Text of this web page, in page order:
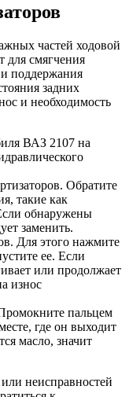
частей ходовой
для смягчения
поддержания
задних
и необходимость
ВАЗ 2107 на
Обратите
такие как
обнаружены
заменить.
Для этого нажмите
ее. Если
или продолжает
износ
пальцем
где он выходит
масло, значит
неисправностей